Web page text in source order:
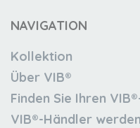
NAVIGATION
Kollektion
Über VIB®
Finden Sie Ihren
VIB®-Händler werden